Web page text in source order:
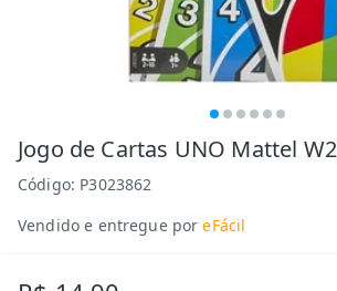
Jogo de Cartas UNO Mattel
Código: P3023862
Vendido e entregue por eFácil